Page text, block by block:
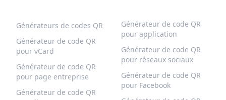
Générateurs de codes QR
Générateur de code QR
pour vCard
Générateur de code QR
pour page entreprise
Générateur de code QR
Générateur de code QR
pour application
Générateur de code QR
pour réseaux sociaux
Générateur de code QR
pour Facebook